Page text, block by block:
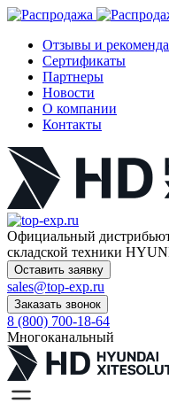
Отзывы и
Сертификаты
Партнеры
Новости
О компании
Контакты
Официальный
складской техники
Оставить заявку
sales@top-exp.ru
Заказать звонок
8 (800) 700-18-64
Многоканальный